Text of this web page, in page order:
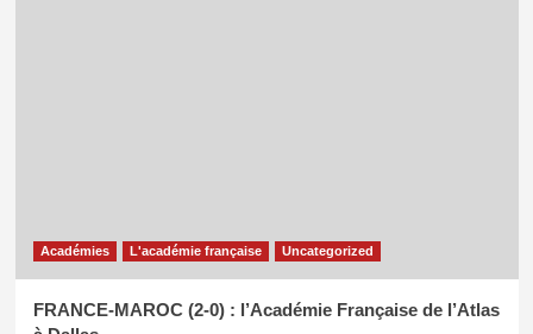
Académies L'académie française Uncategorized
FRANCE-MAROC (2-0) : l’Académie Française de l’Atlas